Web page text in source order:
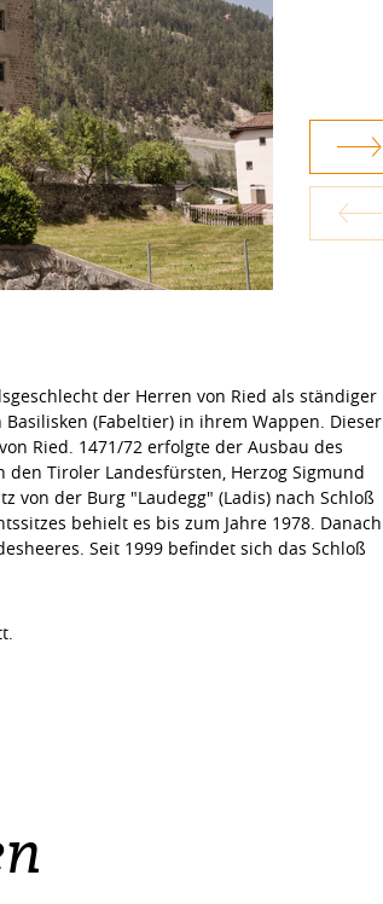
der Herren von Ried als ständiger
(Fabeltier) in ihrem Wappen. Dieser
Ried. 1471/72 erfolgte der Ausbau des
Tiroler Landesfürsten, Herzog Sigmund
von der Burg "Laudegg" (Ladis) nach Schloß
behielt es bis zum Jahre 1978. Danach
Seit 1999 befindet sich das Schloß